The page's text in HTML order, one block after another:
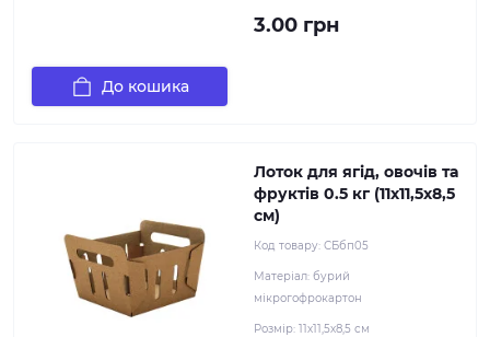
3.00 грн
До кошика
Лоток для ягід, овочів та
фруктів 0.5 кг (11х11,5х8,5
см)
Код товару: СБбп05
Матеріал: бурий
мікрогофрокартон
Розмір: 11х11,5х8,5 см